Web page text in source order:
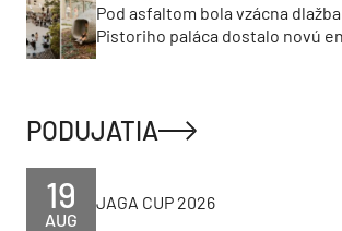
Pod asfaltom bola vzácna
Pistoriho paláca dostalo novú
PODUJATIA
AUG
19 JAGA CUP 2026